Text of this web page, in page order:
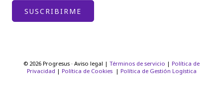
© 2026 Progresus · Aviso legal | Términos de servicio | Política de
Privacidad | Política de Cookies| Política de Gestión Logística